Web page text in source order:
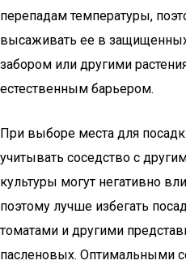
перепадам температуры,
высаживать ее в
забором или другими
естественным барьером.
При выборе места для
учитывать соседство с
культуры могут негативно
поэтому лучше избегать
томатами и другими
пасленовых. Оптимальными